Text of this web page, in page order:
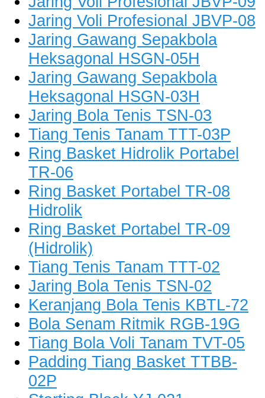
Jaring Voli Profesional JBVP-08
Jaring Gawang Sepakbola
Heksagonal HSGN-05H
Jaring Gawang Sepakbola
Heksagonal HSGN-03H
Jaring Bola Tenis TSN-03
Tiang Tenis Tanam TTT-03P
Ring Basket Hidrolik Portabel
TR-06
Ring Basket Portabel TR-08
Hidrolik
Ring Basket Portabel TR-09
(Hidrolik)
Tiang Tenis Tanam TTT-02
Jaring Bola Tenis TSN-02
Keranjang Bola Tenis KBTL-72
Bola Senam Ritmik RGB-19G
Tiang Bola Voli Tanam TVT-05
Padding Tiang Basket TTBB-
02P